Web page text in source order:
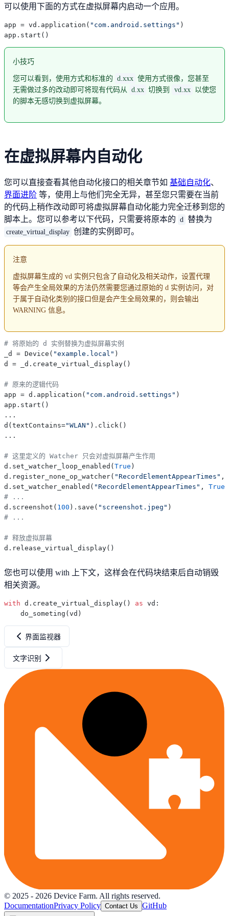
可以使用下面的方式在虚拟屏幕内启动一个应用。
app = vd.application( "com.android.settings" )
小技巧
您可以看到，使用方式和标准的 d.xxx 使用方式很像，您甚至
无需做过多的改动即可将现有代码从
d.xx 切换到 vd.xx
以使您
的脚本无感切换到虚拟屏幕。
在虚拟屏幕内自动化
您可以直接查看其他自动化接口的相关章节如 基础自动化、
界面进阶 等，使用上与他们完全无异，甚至您只需要在当前
的代码上稍作改动即可将虚拟屏幕自动化能力完全迁移到您的
脚本上。您可以参考以下代码，只需要将原本的
d 替换为
create_virtual_display 创建的实例即可。
注意
虚拟屏幕生成的 vd 实例只包含了自动化及相关动作，设置代理
等会产生全局效果的方法仍然需要您通过原始的 d 实例访问，对
于属于自动化类别的接口但是会产生全局效果的，则会输出
WARNING 信息。
# 将原始的 d 实例替换为虚拟屏幕实例
_d = Device( "example.local" )
d = _d.create_virtual_display()
# 原来的逻辑代码
app = d.application( "com.android.settings" )
app.start()
...
d(textContains="WLAN" ).click()
...
# 这里定义的 Watcher 只会对虚拟屏幕产生作用
d.set_watcher_loop_enabled( True )
d.register_none_op_watcher( "RecordElementAppearTimes" ,
d.set_watcher_enabled( "RecordElementAppearTimes" , True
# ...
d.screenshot( 100 ).save( "screenshot.jpeg"
# ...
# 释放虚拟屏幕
您也可以使用 with 上下文，这样会在代码块结束后自动销毁
相关资源。
with d.create_virtual_display() as vd:
界面监视器
文字识别
© 2025 - 2026 Device Farm. All rights reserved.
DocumentationPrivacy Policy Contact Us GitHub